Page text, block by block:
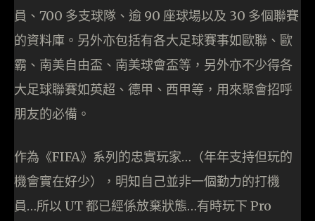
員、700 多支球隊、逾 90 座球場以及 30 多個聯賽
的資料庫。另外亦包括有各大足球賽事如歐聯、歐
霸、南美自由盃、南美球會盃等，另外亦不少得各
大足球聯賽如英超、德甲、西甲等，用來聚會招呼
朋友的必備。
作為《FIFA》系列的忠實玩家…（年年支持但玩的
機會實在好少），明知自己並非一個勤力的打機
員…所以 UT 都已經係放棄狀態…有時玩下 Pro